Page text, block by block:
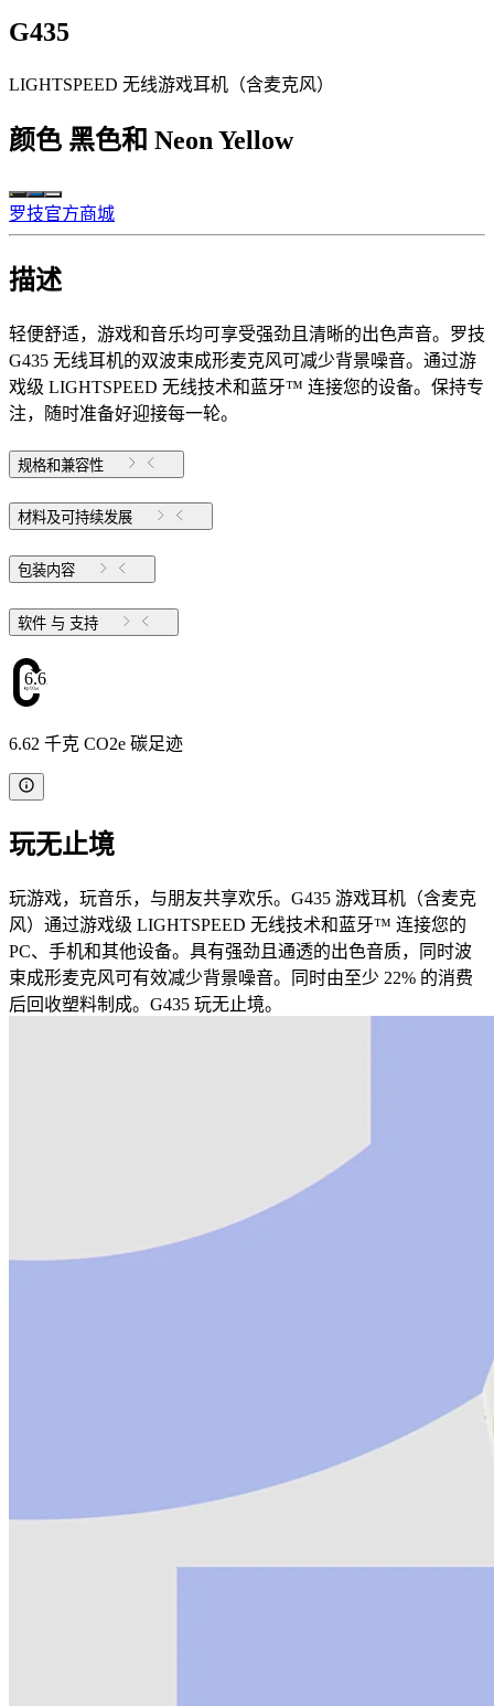
G435
LIGHTSPEED 无线游戏耳机（含麦克风）
颜色 黑色和 Neon Yellow
罗技官方商城
描述
轻便舒适，游戏和音乐均可享受强劲且清晰的出色声音。罗技
G435 无线耳机的双波束成形麦克风可减少背景噪音。通过游
戏级 LIGHTSPEED 无线技术和蓝牙™ 连接您的设备。保持专
注，随时准备好迎接每一轮。
规格和兼容性
材料及可持续发展
包装内容
软件 与 支持
6.62
6.62 千克 CO2e 碳足迹
玩无止境
玩游戏，玩音乐，与朋友共享欢乐。G435 游戏耳机（含麦克
风）通过游戏级 LIGHTSPEED 无线技术和蓝牙™ 连接您的
PC、手机和其他设备。具有强劲且通透的出色音质，同时波
束成形麦克风可有效减少背景噪音。同时由至少 22% 的消费
后回收塑料制成。G435 玩无止境。